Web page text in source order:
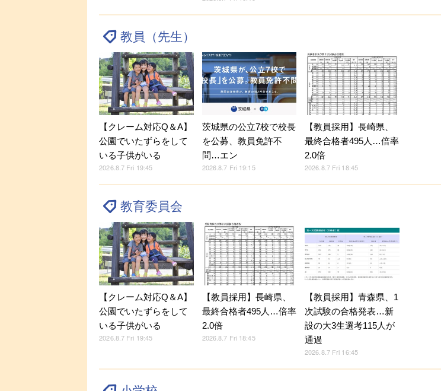
教員（先生）
【クレーム対応Q＆A】
公園でいたずらをして
いる子供がいる
2026.8.7 Fri 19:45
茨城県の公立7校で校長
を公募、教員免許不
問…エン
2026.8.7 Fri 19:15
【教員採用】長崎県、
最終合格者495人…倍率
2.0倍
2026.8.7 Fri 18:45
教育委員会
【クレーム対応Q＆A】
公園でいたずらをして
いる子供がいる
2026.8.7 Fri 19:45
【教員採用】長崎県、
最終合格者495人…倍率
2.0倍
2026.8.7 Fri 18:45
【教員採用】青森県、1
次試験の合格発表…新
設の大3生選考115人が
通過
2026.8.7 Fri 16:45